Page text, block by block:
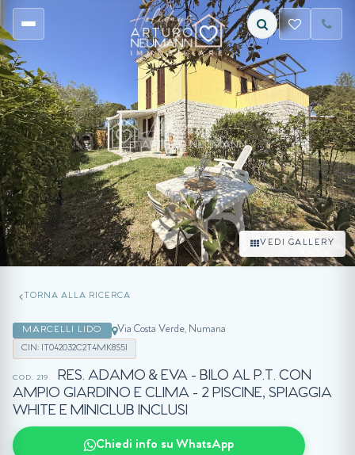
VEDI GALLERY
TORNA ALLA RICERCA
MARCELLI LIDO Via Costa Verde, Numana
CIN: IT042032C2T4MK8S5I
COD. 219
RES. ADAMO & EVA - BILO AL P.T. CON
AMPIO GIARDINO E CLIMA - 2 PISCINE, SPIAGGIA
WHITE E MINICLUB INCLUSI
Chiedi info su WhatsApp